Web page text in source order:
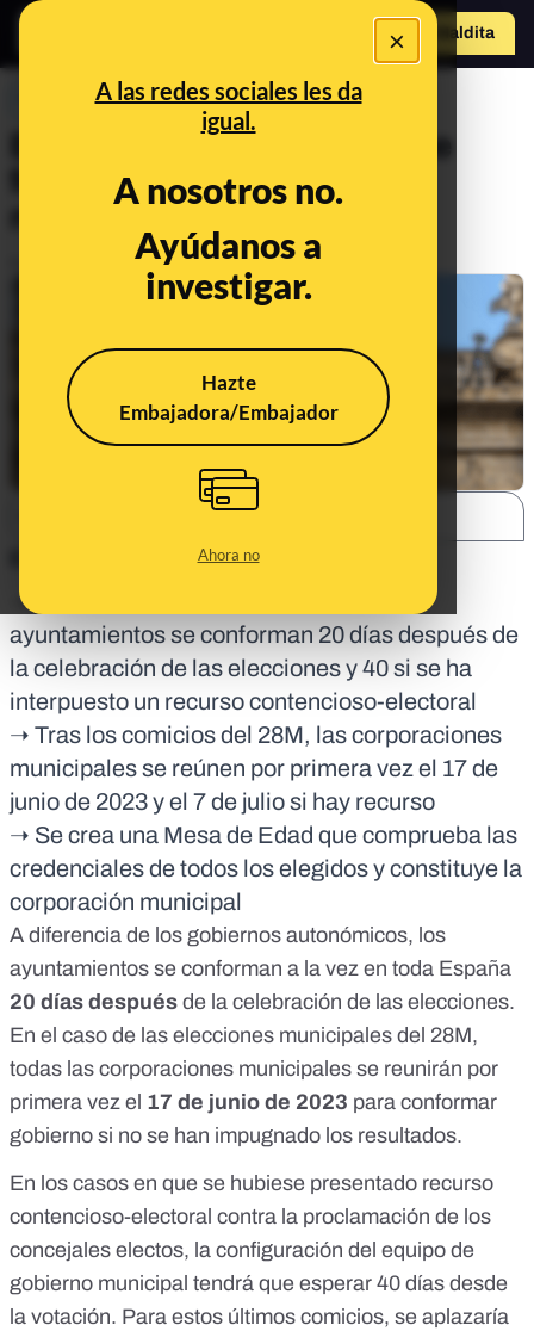
×
A las redes sociales les da
igual.
A nosotros no.
Ayúdanos a
investigar.
Hazte
Embajadora/Embajador
Ahora no
Hazte Maldita
PREBUNKING
Elecciones 28M: cuándo se
forman los gobiernos
municipales
May 29, 2023, 4:11:18 PM
➝ La Ley Electoral establece que los
ayuntamientos se conforman 20 días después de
la celebración de las elecciones y 40 si se ha
interpuesto un recurso contencioso-electoral
➝ Tras los comicios del 28M, las corporaciones
municipales se reúnen por primera vez el 17 de
junio de 2023 y el 7 de julio si hay recurso
➝ Se crea una Mesa de Edad que comprueba las
credenciales de todos los elegidos y constituye la
corporación municipal
A diferencia de los gobiernos autonómicos, los
ayuntamientos se conforman a la vez en toda España
20 días después de la celebración de las elecciones.
En el caso de las elecciones municipales del 28M,
todas las corporaciones municipales se reunirán por
primera vez el 17 de junio de 2023 para conformar
gobierno si no se han impugnado los resultados.
En los casos en que se hubiese presentado recurso
contencioso-electoral contra la proclamación de los
concejales electos, la configuración del equipo de
gobierno municipal tendrá que esperar 40 días desde
la votación. Para estos últimos comicios, se aplazaría